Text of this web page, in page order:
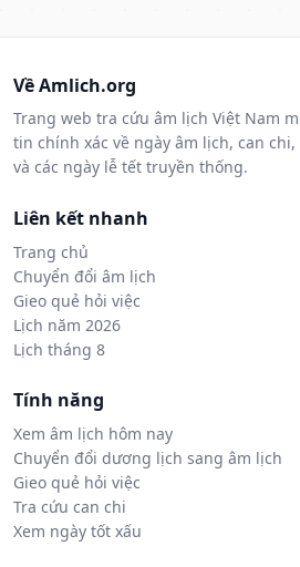
Về Amlich.org
Trang web tra cứu âm lịch Việt Nam
tin chính xác về ngày âm lịch, can
và các ngày lễ tết truyền thống.
Liên kết nhanh
Trang chủ
Chuyển đổi âm lịch
Gieo quẻ hỏi việc
Lịch năm 2026
Lịch tháng 8
Tính năng
Xem âm lịch hôm nay
Chuyển đổi dương lịch sang âm lịch
Gieo quẻ hỏi việc
Tra cứu can chi
Xem ngày tốt xấu